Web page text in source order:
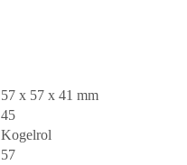
57 x 57 x 41 mm
45
Kogelrol
57